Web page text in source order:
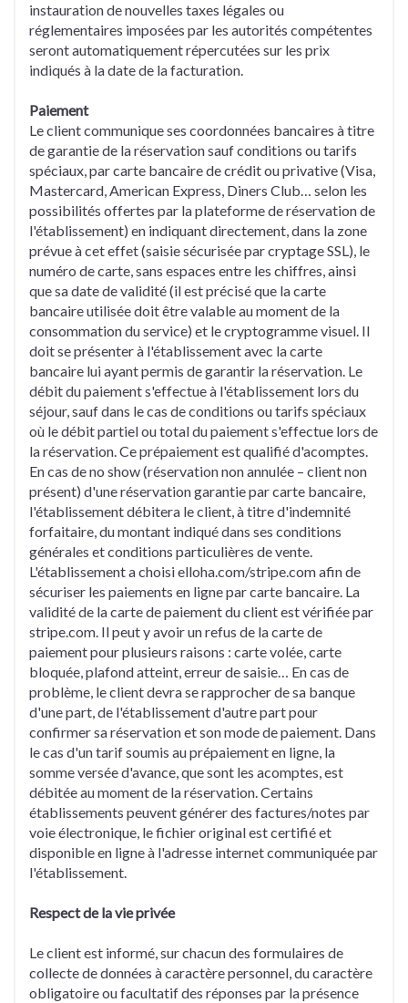
instauration de nouvelles taxes légales ou
réglementaires imposées par les autorités compétentes
seront automatiquement répercutées sur les prix
indiqués à la date de la facturation.
Paiement
Le client communique ses coordonnées bancaires à titre
de garantie de la réservation sauf conditions ou tarifs
spéciaux, par carte bancaire de crédit ou privative (Visa,
Mastercard, American Express, Diners Club… selon les
possibilités offertes par la plateforme de réservation de
l'établissement) en indiquant directement, dans la zone
prévue à cet effet (saisie sécurisée par cryptage SSL), le
numéro de carte, sans espaces entre les chiffres, ainsi
que sa date de validité (il est précisé que la carte
bancaire utilisée doit être valable au moment de la
consommation du service) et le cryptogramme visuel. Il
doit se présenter à l'établissement avec la carte
bancaire lui ayant permis de garantir la réservation. Le
débit du paiement s'effectue à l'établissement lors du
séjour, sauf dans le cas de conditions ou tarifs spéciaux
où le débit partiel ou total du paiement s'effectue lors de
la réservation. Ce prépaiement est qualifié d'acomptes.
En cas de no show (réservation non annulée – client non
présent) d'une réservation garantie par carte bancaire,
l'établissement débitera le client, à titre d'indemnité
forfaitaire, du montant indiqué dans ses conditions
générales et conditions particulières de vente.
L'établissement a choisi elloha.com/stripe.com afin de
sécuriser les paiements en ligne par carte bancaire. La
validité de la carte de paiement du client est vérifiée par
stripe.com. Il peut y avoir un refus de la carte de
paiement pour plusieurs raisons : carte volée, carte
bloquée, plafond atteint, erreur de saisie… En cas de
problème, le client devra se rapprocher de sa banque
d'une part, de l'établissement d'autre part pour
confirmer sa réservation et son mode de paiement. Dans
le cas d'un tarif soumis au prépaiement en ligne, la
somme versée d'avance, que sont les acomptes, est
débitée au moment de la réservation. Certains
établissements peuvent générer des factures/notes par
voie électronique, le fichier original est certifié et
disponible en ligne à l'adresse internet communiquée par
l'établissement.
Respect de la vie privée
Le client est informé, sur chacun des formulaires de
collecte de données à caractère personnel, du caractère
obligatoire ou facultatif des réponses par la présence